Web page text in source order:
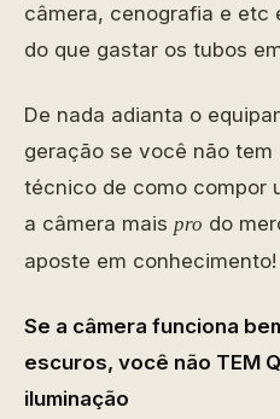
câmera, cenografia e etc
do que gastar os tubos
De nada adianta o
geração se você não
técnico de como compor
a câmera mais pro do
aposte em conhecimento!
Se a câmera funciona
escuros, você não TEM
iluminação